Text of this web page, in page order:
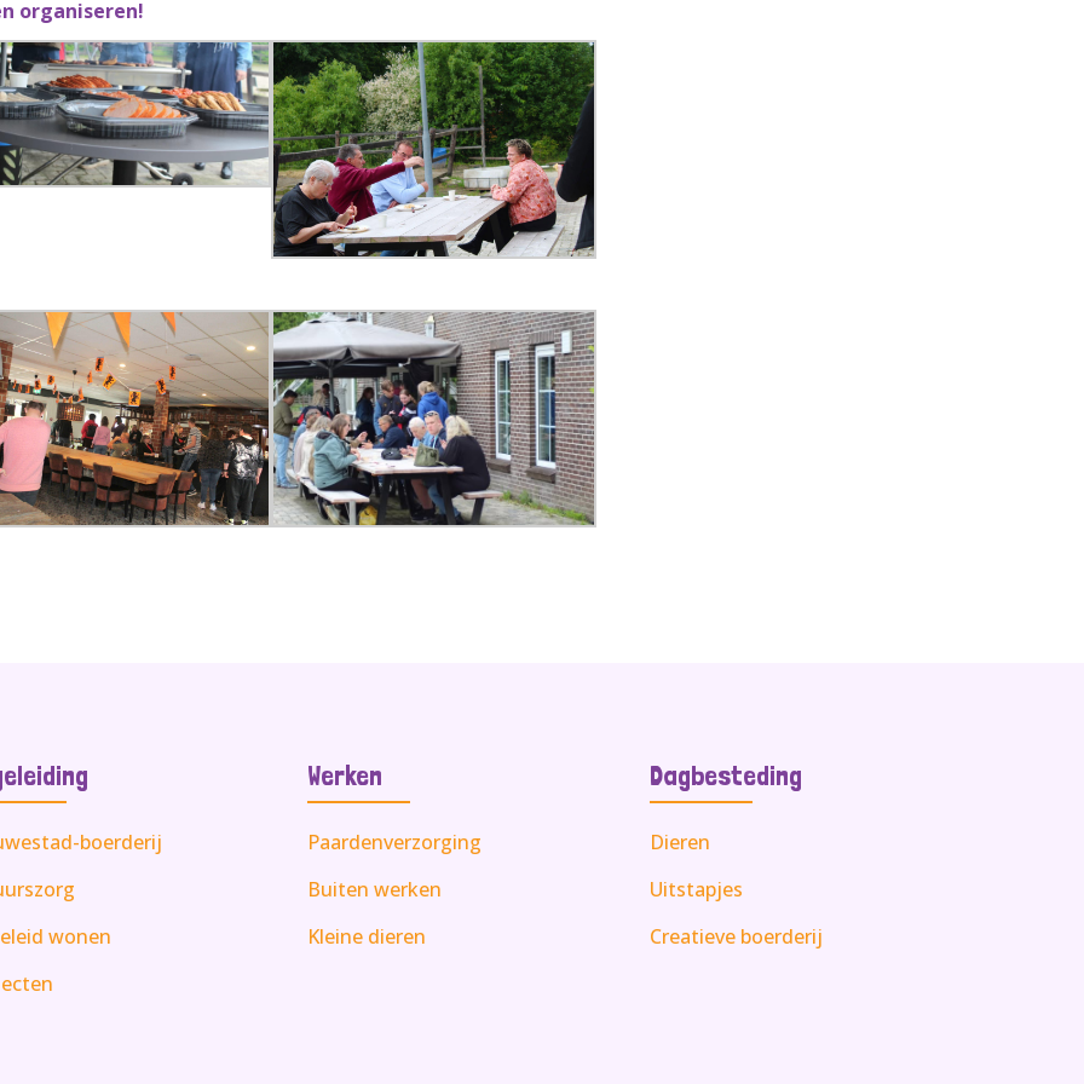
organiseren!
boerderij
wonen
Werken
Paardenverzorging
Buiten werken
Kleine dieren
Dagbesteding
Dieren
Uitstapjes
Creatieve boerderij